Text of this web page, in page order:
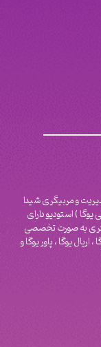
و مربیگری شیدا
) استودیو دارای
به صورت تخصصی
یوگا ، پاور یوگا و